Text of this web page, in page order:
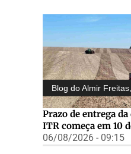
Blog do Almir Freitas
Prazo de entrega
ITR começa em 10
06/08/2026 - 09:15